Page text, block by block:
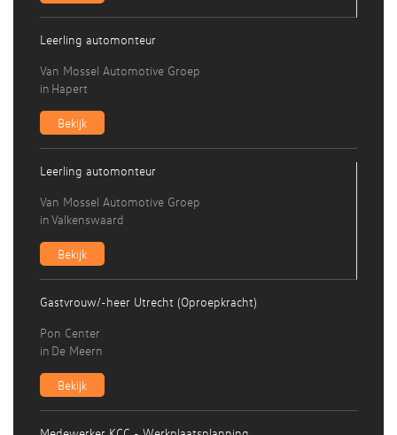
Leerling automonteur
Van Mossel Automotive Groep
in Hapert
Bekijk
Leerling automonteur
Van Mossel Automotive Groep
inValkenswaard
Bekijk
Gastvrouw/-heer Utrecht (Oproepkracht)
Pon Center
in De Meern
Bekijk